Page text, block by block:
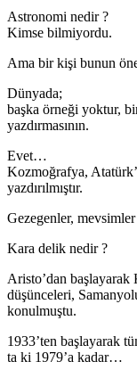
Astronomi nedir ?
Kimse bilmiyordu.
Ama bir kişi bunun
Dünyada;
başka örneği yoktur,
yazdırmasının.
Evet…
Kozmoğrafya,
yazdırılmıştır.
Gezegenler,
Kara delik nedir ?
Aristo’dan başlayarak
düşünceleri,
konulmuştu.
1933’ten başlayarak
ta ki 1979’a kadar…